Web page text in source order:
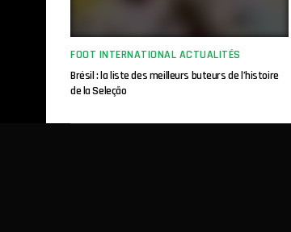
FOOT INTERNATIONAL ACTUALITÉS
Brésil : la liste des meilleurs buteurs de l’histoire
de la Seleção